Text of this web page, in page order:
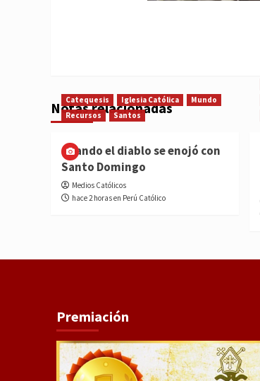
Notas relacionadas
Catequesis Iglesia Católica
Mundo
Recursos
Santos
Cuando el diablo se enojó con
Santo Domingo
Medios Católicos
hace 2 horas en Perú Católico
Premiación